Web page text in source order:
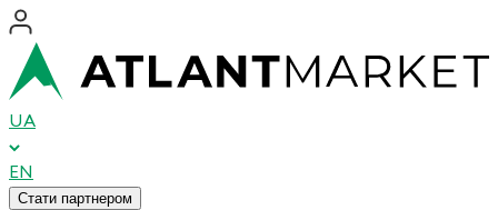
UA
EN
Стати партнером